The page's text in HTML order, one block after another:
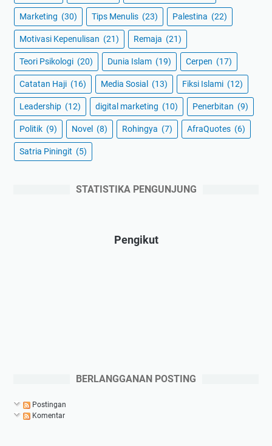
Marketing (30) Tips Menulis (23) Palestina (22)
Motivasi Kepenulisan (21) Remaja (21)
Teori Psikologi (20) Dunia Islam (19) Cerpen (17)
Catatan Haji (16) Media Sosial (13) Fiksi Islami (12)
Leadership (12) digital marketing (10) Penerbitan (9)
Politik (9) Novel (8) Rohingya (7) AfraQuotes (6)
Satria Piningit (5)
STATISTIKA PENGUNJUNG
Pengikut
BERLANGGANAN POSTING
Postingan
Komentar